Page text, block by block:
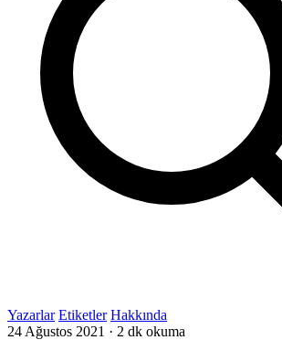
Yazarlar Etiketler Hakkında
24 Ağustos 2021 · 2 dk okuma